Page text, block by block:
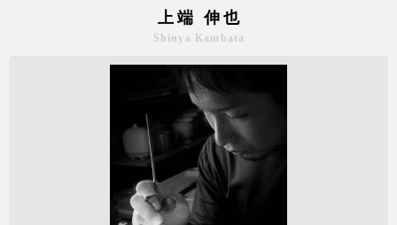
上端 伸也
Shinya Kambata